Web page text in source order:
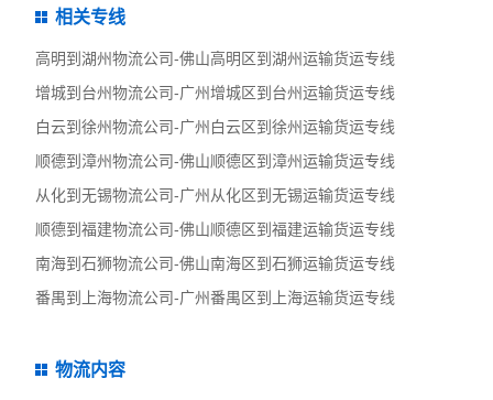
相关专线
高明到湖州物流公司-佛山高明区到湖州运输货运专线
增城到台州物流公司-广州增城区到台州运输货运专线
白云到徐州物流公司-广州白云区到徐州运输货运专线
顺德到漳州物流公司-佛山顺德区到漳州运输货运专线
从化到无锡物流公司-广州从化区到无锡运输货运专线
顺德到福建物流公司-佛山顺德区到福建运输货运专线
南海到石狮物流公司-佛山南海区到石狮运输货运专线
番禺到上海物流公司-广州番禺区到上海运输货运专线
物流内容